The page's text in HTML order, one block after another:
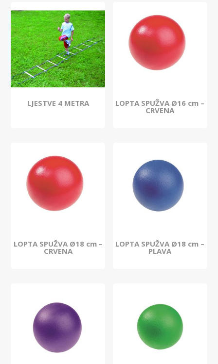
LJESTVE 4 METRA LOPTA SPUŽVA Ø16 cm –
CRVENA
LOPTA SPUŽVA Ø18 cm –
CRVENA
LOPTA SPUŽVA Ø18 cm –
PLAVA